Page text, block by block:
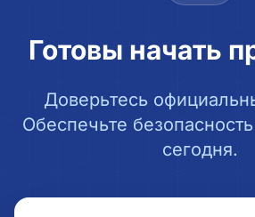
Готовы начать
Доверьтесь
Обеспечьте
сегодня.